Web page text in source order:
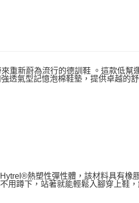
重新蔚為流行的德訓鞋 。這款低幫
透氣型記憶泡棉鞋墊，提供卓越的
熱塑性彈性體，該材料具有橡
用蹲下，站著就能輕鬆入腳穿上鞋